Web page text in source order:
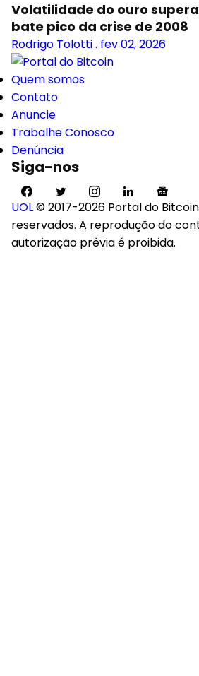
Volatilidade do ouro
bate pico da crise de 2008
Rodrigo Tolotti. fev 02, 2026
Quem somos
Contato
Anuncie
Trabalhe Conosco
Denúncia
Siga-nos
UOL© 2017-2026 Portal do
reservados. A reprodução do
autorização prévia é proibida.